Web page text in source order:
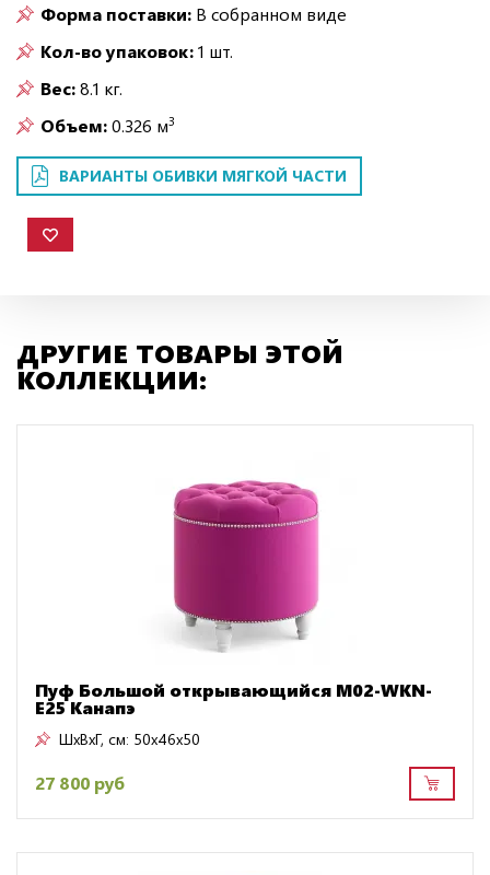
Форма поставки: В собранном виде
Кол-во упаковок:1 шт.
Вес:8.1 кг.
Объем:0.326 м3
ВАРИАНТЫ ОБИВКИ МЯГКОЙ ЧАСТИ
ДРУГИЕ ТОВАРЫ ЭТОЙ
КОЛЛЕКЦИИ:
Пуф Большой открывающийся M02-WKN-
E25 Канапэ
ШxВxГ, см: 50x46x50
27 800 руб